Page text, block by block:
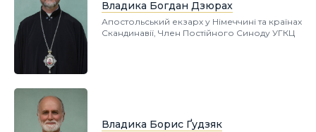
Владика Богдан Дзюрах
Апостольський екзарх у Німеччині та країнах
Скандинавії, Член Постійного Синоду УГКЦ
Владика Борис Ґудзяк